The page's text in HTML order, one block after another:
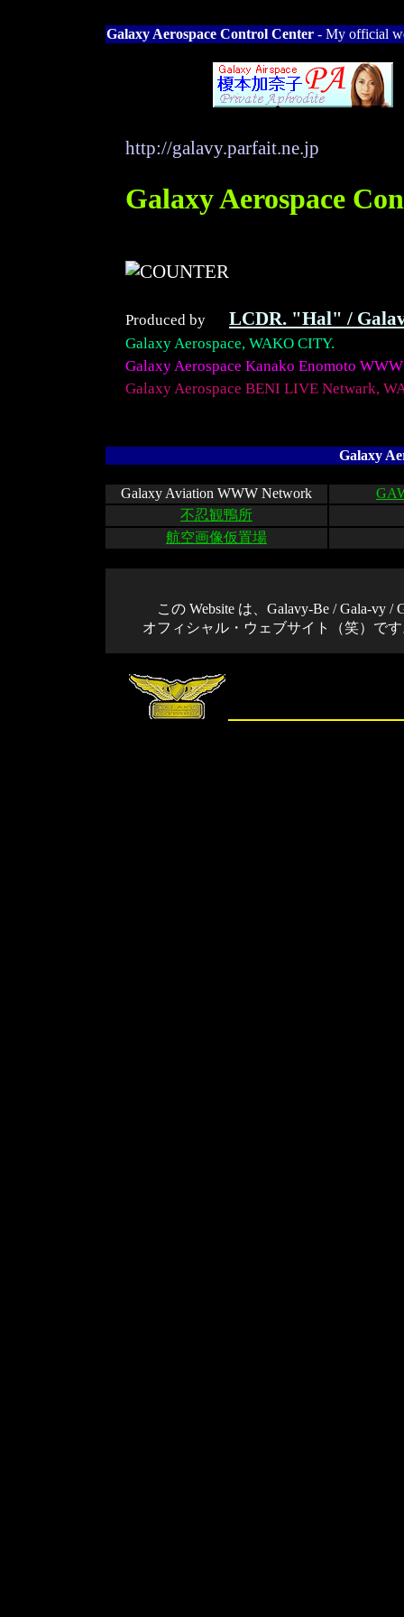
Galaxy Aerospace Control Center - My official
http://galavy.parfait.ne.jp
Galaxy Aerospace
Produced by LCDR. "Hal" /
Galaxy Aerospace, WAKO CITY.
Galaxy Aerospace Kanako Enomoto
Galaxy Aerospace BENI LIVE Netwark,
Galaxy
Galaxy Aviation WWW Network
不忍観鴨所
航空画像仮置場
この Website は、Galavy-Be / Gala-vy
オフィシャル・ウェブサイト（笑）で